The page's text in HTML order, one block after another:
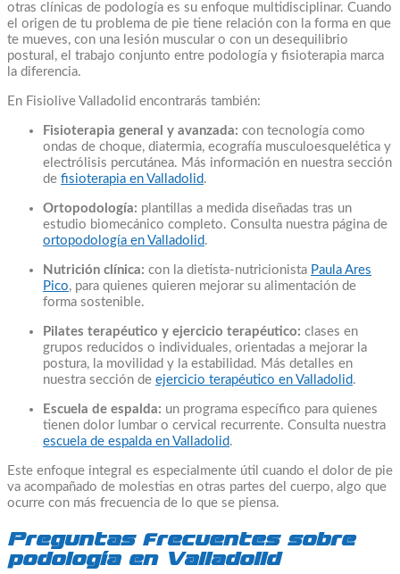
otras clínicas de podología es su enfoque multidisciplinar. Cuando
el origen de tu problema de pie tiene relación con la forma en que
te mueves, con una lesión muscular o con un desequilibrio
postural, el trabajo conjunto entre podología y fisioterapia marca
la diferencia.
En Fisiolive Valladolid encontrarás también:
Fisioterapia general y avanzada: con tecnología como
ondas de choque, diatermia, ecografía musculoesquelética y
electrólisis percutánea. Más información en nuestra sección
de fisioterapia en Valladolid.
Ortopodología: plantillas a medida diseñadas tras un
estudio biomecánico completo. Consulta nuestra página de
ortopodología en Valladolid.
Nutrición clínica: con la dietista-nutricionista Paula Ares
Pico, para quienes quieren mejorar su alimentación de
forma sostenible.
Pilates terapéutico y ejercicio terapéutico: clases en
grupos reducidos o individuales, orientadas a mejorar la
postura, la movilidad y la estabilidad. Más detalles en
nuestra sección de ejercicio terapéutico en Valladolid.
Escuela de espalda: un programa específico para quienes
tienen dolor lumbar o cervical recurrente. Consulta nuestra
escuela de espalda en Valladolid.
Este enfoque integral es especialmente útil cuando el dolor de pie
va acompañado de molestias en otras partes del cuerpo, algo que
ocurre con más frecuencia de lo que se piensa.
Preguntas frecuentes sobre
podología en Valladolid